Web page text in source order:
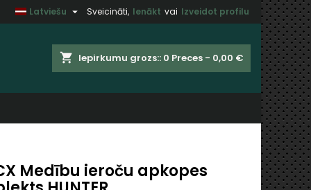
Sveicināti, Ienākt vai Izveidot profilu
Latviešu 
shopping_cart Iepirkumu grozs:: 0 Preces - 0,00 €
Medību ieroču apkopes